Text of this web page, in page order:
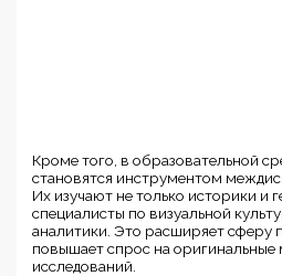
Кроме того, в образовательной
становятся инструментом
Их изучают не только историки и
специалисты по визуальной
аналитики. Это расширяет сферу
повышает спрос на оригинальные
исследований.